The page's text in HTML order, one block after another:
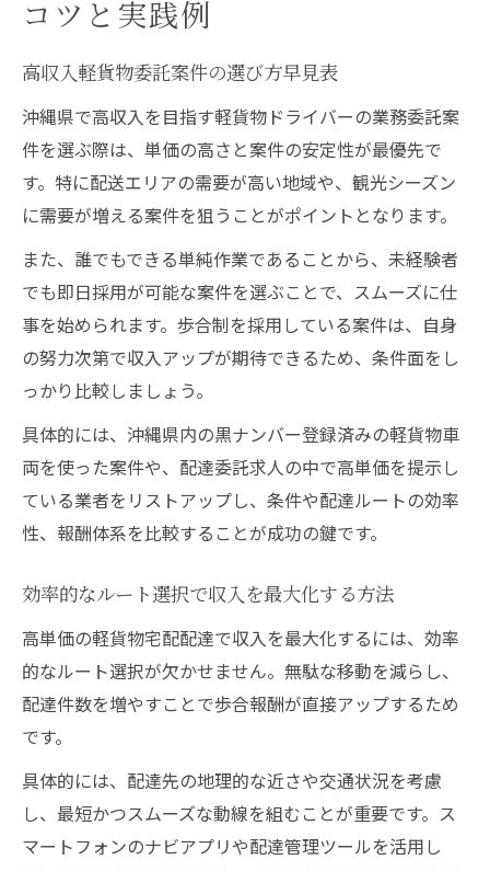
コツと実践例
高収入軽貨物委託案件の選び方早見表
沖縄県で高収入を目指す軽貨物ドライバーの業務委託案
件を選ぶ際は、単価の高さと案件の安定性が最優先で
す。特に配送エリアの需要が高い地域や、観光シーズン
に需要が増える案件を狙うことがポイントとなります。
また、誰でもできる単純作業であることから、未経験者
でも即日採用が可能な案件を選ぶことで、スムーズに仕
事を始められます。歩合制を採用している案件は、自身
の努力次第で収入アップが期待できるため、条件面をし
っかり比較しましょう。
具体的には、沖縄県内の黒ナンバー登録済みの軽貨物車
両を使った案件や、配達委託求人の中で高単価を提示し
ている業者をリストアップし、条件や配達ルートの効率
性、報酬体系を比較することが成功の鍵です。
効率的なルート選択で収入を最大化する方法
高単価の軽貨物宅配配達で収入を最大化するには、効率
的なルート選択が欠かせません。無駄な移動を減らし、
配達件数を増やすことで歩合報酬が直接アップするため
です。
具体的には、配達先の地理的な近さや交通状況を考慮
し、最短かつスムーズな動線を組むことが重要です。ス
マートフォンのナビアプリや配達管理ツールを活用し